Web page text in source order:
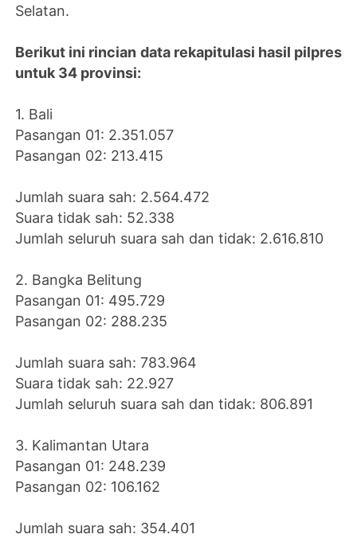
Selatan.
Berikut ini rincian data rekapitulasi hasil pilpres
untuk 34 provinsi:
1. Bali
Pasangan 01: 2.351.057
Pasangan 02: 213.415
Jumlah suara sah: 2.564.472
Suara tidak sah: 52.338
Jumlah seluruh suara sah dan tidak: 2.616.810
2. Bangka Belitung
Pasangan 01: 495.729
Pasangan 02: 288.235
Jumlah suara sah: 783.964
Suara tidak sah: 22.927
Jumlah seluruh suara sah dan tidak: 806.891
3. Kalimantan Utara
Pasangan 01: 248.239
Pasangan 02: 106.162
Jumlah suara sah: 354.401